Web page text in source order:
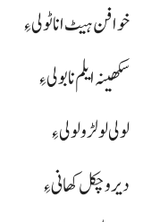
خوافن ہیٹ انا ٹولی ءِ
سکھینہ ایلم نا بولی ءِ
لولی لولڑو لولی ءِ
دیر و چکل کھانی ءِ